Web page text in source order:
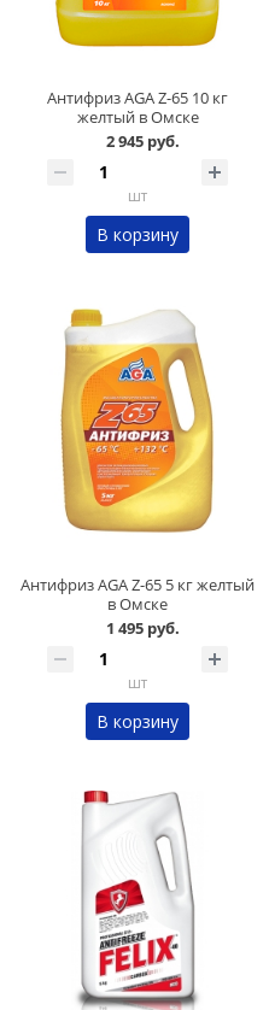
Антифриз AGA Z-65 10 кг
желтый в Омске
2 945 руб.
шт
В корзину
Антифриз AGA Z-65 5 кг желтый
в Омске
1 495 руб.
шт
В корзину